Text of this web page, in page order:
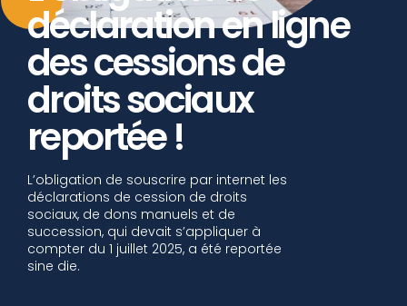
déclaration en ligne
des cessions de
droits sociaux
reportée !
L’obligation de souscrire par internet les
déclarations de cession de droits
sociaux, de dons manuels et de
succession, qui devait s’appliquer à
compter du 1 juillet 2025, a été reportée
sine die.